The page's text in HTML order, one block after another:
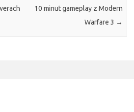
10 minut gameplay z Modern
Warfare 3 →